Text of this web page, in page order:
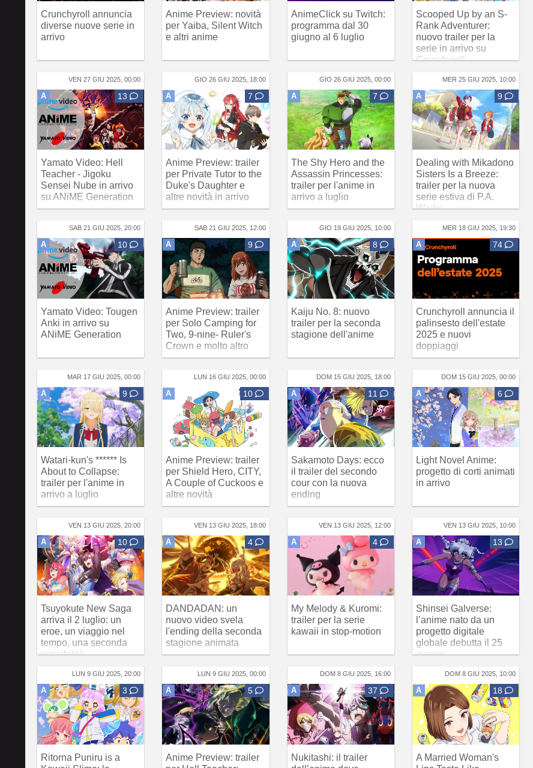
Crunchyroll annuncia
diverse nuove serie in
arrivo
Anime Preview: novità
per Yaiba, Silent Witch
e altri anime
AnimeClick su Twitch:
programma dal 30
giugno al 6 luglio
Scooped Up by an S-
Rank Adventurer:
nuovo trailer per la
serie in arrivo su
Crunchyroll
VEN 27 GIU 2025, 00:00
A 13
Yamato Video: Hell
Teacher - Jigoku
Sensei Nube in arrivo
su ANiME Generation
GIO 26 GIU 2025, 18:00
A 7
Anime Preview: trailer
per Private Tutor to the
Duke's Daughter e
altre novità in arrivo
GIO 26 GIU 2025, 00:00
A 7
The Shy Hero and the
Assassin Princesses:
trailer per l'anime in
arrivo a luglio
MER 25 GIU 2025, 10:00
A 9
Dealing with Mikadono
Sisters Is a Breeze:
trailer per la nuova
serie estiva di P.A.
Works
SAB 21 GIU 2025, 20:00
A 10
Yamato Video: Tougen
Anki in arrivo su
ANiME Generation
SAB 21 GIU 2025, 12:00
A 9
Anime Preview: trailer
per Solo Camping for
Two, 9-nine- Ruler's
Crown e molto altro
GIO 19 GIU 2025, 10:00
A 8
Kaiju No. 8: nuovo
trailer per la seconda
stagione dell'anime
MER 18 GIU 2025, 19:30
A 74
Crunchyroll annuncia il
palinsesto dell'estate
2025 e nuovi
doppiaggi
MAR 17 GIU 2025, 00:00
A 9
Watari-kun's ****** Is
About to Collapse:
trailer per l'anime in
arrivo a luglio
LUN 16 GIU 2025, 00:00
A 10
Anime Preview: trailer
per Shield Hero, CITY,
A Couple of Cuckoos e
altre novità
DOM 15 GIU 2025, 18:00
A 11
Sakamoto Days: ecco
il trailer del secondo
cour con la nuova
ending
DOM 15 GIU 2025, 00:00
A 6
Light Novel Anime:
progetto di corti animati
in arrivo
VEN 13 GIU 2025, 20:00
A 10
Tsuyokute New Saga
arriva il 2 luglio: un
eroe, un viaggio nel
tempo, una seconda
possibilità
VEN 13 GIU 2025, 18:00
A 4
DANDADAN: un
nuovo video svela
l'ending della seconda
stagione animata
VEN 13 GIU 2025, 12:00
A 4
My Melody & Kuromi:
trailer per la serie
kawaii in stop-motion
VEN 13 GIU 2025, 10:00
A 13
Shinsei Galverse:
l’anime nato da un
progetto digitale
globale debutta il 25
giugno
LUN 9 GIU 2025, 20:00
A 3
Ritorna Puniru is a
LUN 9 GIU 2025, 00:00
A 5
Anime Preview: trailer
DOM 8 GIU 2025, 16:00
A 37
Nukitashi: il trailer
DOM 8 GIU 2025, 10:00
A 18
A Married Woman's